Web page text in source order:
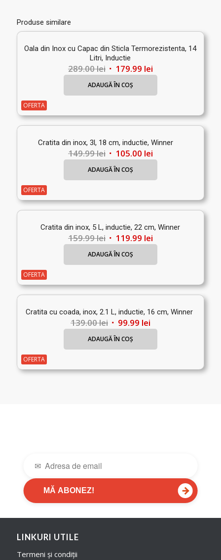
Produse similare
Oala din Inox cu Capac din Sticla Termorezistenta, 14
Litri, Inductie
289.00lei Prețul
inițial
289.00 lei.
179.99 leiPrețul
curent
este:
ADAUGĂ ÎN COȘ
OFERTA
Cratita din inox, 3l, 18 cm, inductie, Winner
149.99lei Prețul
inițial
149.99 lei.
105.00 leiPrețul
curent
este:
ADAUGĂ ÎN COȘ
OFERTA
Cratita din inox, 5 L, inductie, 22 cm, Winner
159.99lei Prețul
inițial
159.99 lei.
119.99 leiPrețul
curent
este:
ADAUGĂ ÎN COȘ
OFERTA
Cratita cu coada, inox, 2.1 L, inductie, 16 cm, Winner
139.00lei Prețul
inițial
139.00 lei.
99.99 leiPrețul
curent
este:
ADAUGĂ ÎN COȘ
OFERTA
MĂ ABONEZ! →
LINKURI UTILE
Termeni și condiții